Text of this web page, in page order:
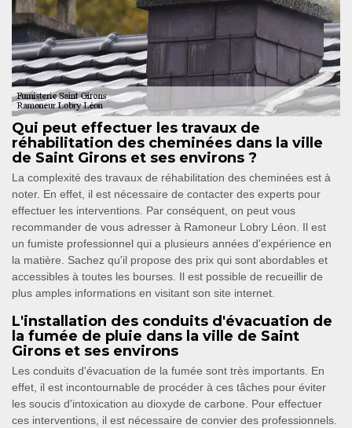
Qui peut effectuer les travaux de
réhabilitation des cheminées dans la ville
de Saint Girons et ses environs ?
La complexité des travaux de réhabilitation des cheminées est à
noter. En effet, il est nécessaire de contacter des experts pour
effectuer les interventions. Par conséquent, on peut vous
recommander de vous adresser à Ramoneur Lobry Léon. Il est
un fumiste professionnel qui a plusieurs années d'expérience en
la matière. Sachez qu'il propose des prix qui sont abordables et
accessibles à toutes les bourses. Il est possible de recueillir de
plus amples informations en visitant son site internet.
L'installation des conduits d'évacuation de
la fumée de pluie dans la ville de Saint
Girons et ses environs
Les conduits d'évacuation de la fumée sont très importants. En
effet, il est incontournable de procéder à ces tâches pour éviter
les soucis d'intoxication au dioxyde de carbone. Pour effectuer
ces interventions, il est nécessaire de convier des professionnels.